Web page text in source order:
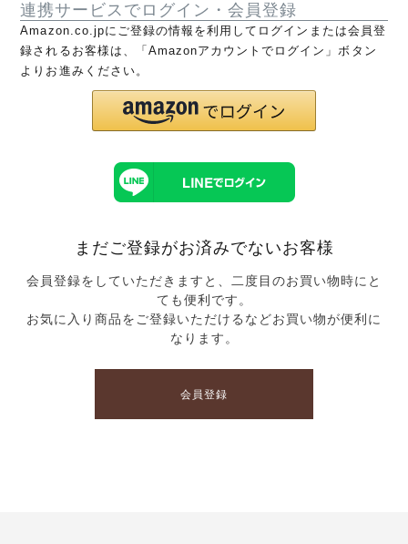
連携サービスでログイン・会員登録
Amazon.co.jpにご登録の情報を利用してログインまたは会員登
録されるお客様は、「Amazonアカウントでログイン」ボタン
よりお進みください。
まだご登録がお済みでないお客様
会員登録をしていただきますと、二度目のお買い物時にと
ても便利です。
お気に入り商品をご登録いただけるなどお買い物が便利に
なります。
会員登録